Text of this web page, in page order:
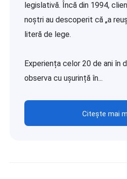
legislativă. Încă din 1994,
noștri au descoperit că „a
literă de lege.
Experiența celor 20 de ani în
observa cu ușurință în...
Citește mai